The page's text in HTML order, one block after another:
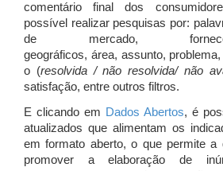
comentário final dos
possível realizar pesquisas por:
de mercado,
geográficos, área, assunto,
o (resolvida / não resolvida/ não
satisfação, entre outros filtros.
E clicando em Dados Abertos, é
atualizados que alimentam os
em formato aberto, o que permite a
promover a elaboração de